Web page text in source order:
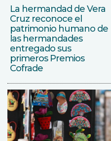
La hermandad de Vera
Cruz reconoce el
patrimonio humano de
las hermandades
entregado sus
primeros Premios
Cofrade